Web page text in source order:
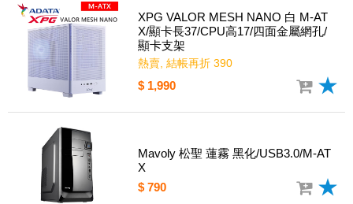
XPG VALOR MESH NANO 白 M-AT
X/顯卡長37/CPU高17/四面金屬網孔/
顯卡支架
熱賣, 結帳再折 390
$ 1,990
Mavoly 松聖 蓮霧 黑化/USB3.0/M-AT
X
$ 790